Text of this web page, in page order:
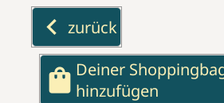
keyboard_arrow_left zurück
shopping_bag Deiner
hinzufügen